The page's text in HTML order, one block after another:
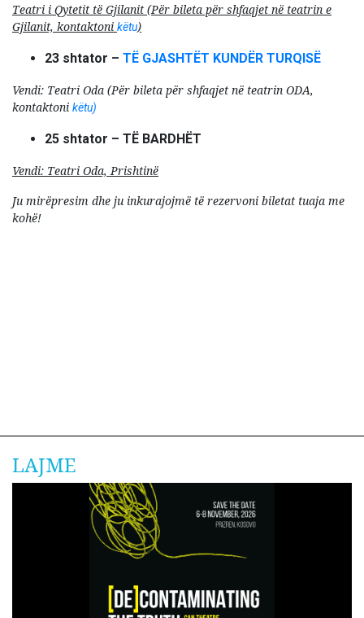
Teatri i Qytetit të Gjilanit (Për bileta për shfaqjet në teatrin e
Gjilanit, kontaktoni këtu)
23 shtator – TË GJASHTËT KUNDËR TURQISË
Vendi: Teatri Oda (Për bileta për shfaqjet në teatrin ODA,
kontaktoni këtu)
25 shtator – TË BARDHËT
Vendi: Teatri Oda, Prishtinë
Ju mirëpresim dhe ju inkurajojmë të rezervoni biletat tuaja me
kohë!
LAJME